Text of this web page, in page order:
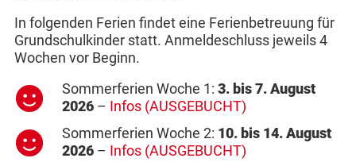
In folgenden Ferien findet eine Ferienbetreuung für
Grundschulkinder statt. Anmeldeschluss jeweils 4
Wochen vor Beginn.
Sommerferien Woche 1:3. bis 7. August
2026 – Infos (AUSGEBUCHT)
Sommerferien Woche 2: 10. bis 14. August
2026 – Infos (AUSGEBUCHT)